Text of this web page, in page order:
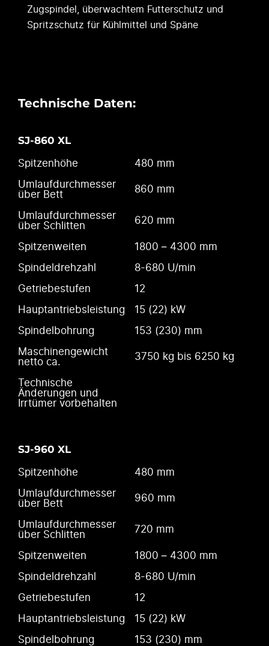
Zugspindel, überwachtem Futterschutz und
Spritzschutz für Kühlmittel und Späne
Technische Daten:
SJ-860 XL
Spitzenhöhe 480 mm
Umlaufdurchmesser
über Bett
860 mm
Umlaufdurchmesser
über Schlitten
620 mm
Spitzenweiten 1800 – 4300 mm
Spindeldrehzahl 8-680 U/min
Getriebestufen 12
Hauptantriebsleistung 15 (22) kW
Spindelbohrung 153 (230) mm
Maschinengewicht
netto ca.
3750 kg bis 6250 kg
Technische
Änderungen und
Irrtümer vorbehalten
SJ-960 XL
Spitzenhöhe 480 mm
Umlaufdurchmesser
über Bett
960 mm
Umlaufdurchmesser
über Schlitten
720 mm
Spitzenweiten 1800 – 4300 mm
Spindeldrehzahl 8-680 U/min
Getriebestufen 12
Hauptantriebsleistung 15 (22) kW
Spindelbohrung 153 (230) mm